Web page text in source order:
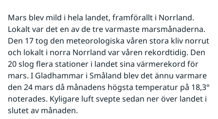
Mars blev mild i hela landet, framförallt i Norrland.
Lokalt var det en av de tre varmaste marsmånaderna.
Den 17 tog den meteorologiska våren stora kliv norrut
och lokalt i norra Norrland var våren rekordtidig. Den
20 slog flera stationer i landet sina värmerekord för
mars. I Gladhammar i Småland blev det ännu varmare
den 24 mars då månadens högsta temperatur på 18,3°
noterades. Kyligare luft svepte sedan ner över landet i
slutet av månaden.